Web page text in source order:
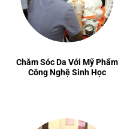
Chăm Sóc Da Với Mỹ Phẩm
Công Nghệ Sinh Học